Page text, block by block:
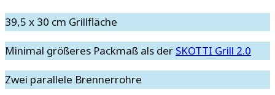
39,5 x 30 cm Grillfläche
Minimal größeres Packmaß als der SKOTTI Grill 2.0
Zwei parallele Brennerrohre